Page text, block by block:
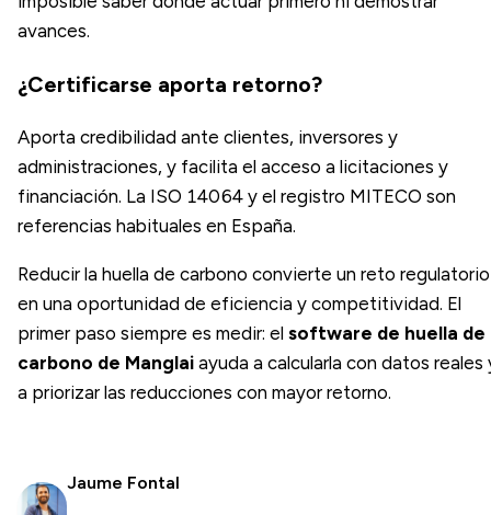
avances.
¿Certificarse aporta retorno?
Aporta credibilidad ante clientes, inversores y
administraciones, y facilita el acceso a licitaciones y
financiación. La ISO 14064 y el registro MITECO son
referencias habituales en España.
Reducir la huella de carbono convierte un reto regulatorio
en una oportunidad de eficiencia y competitividad. El
primer paso siempre es medir: el software de huella de
carbono de Manglai ayuda a calcularla con datos reales
a priorizar las reducciones con mayor retorno.
Jaume Fontal